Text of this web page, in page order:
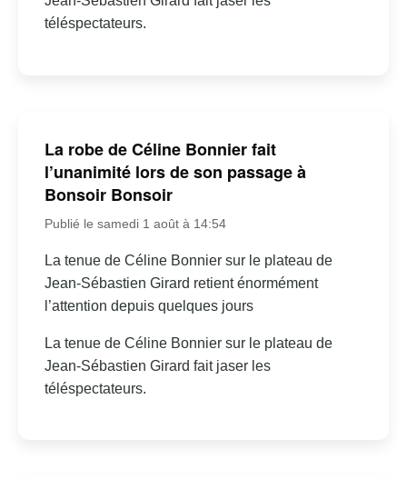
téléspectateurs.
La robe de Céline Bonnier fait
l’unanimité lors de son passage à
Bonsoir Bonsoir
Publié le samedi 1 août à 14:54
La tenue de Céline Bonnier sur le plateau de
Jean-Sébastien Girard retient énormément
l’attention depuis quelques jours
La tenue de Céline Bonnier sur le plateau de
Jean-Sébastien Girard fait jaser les
téléspectateurs.